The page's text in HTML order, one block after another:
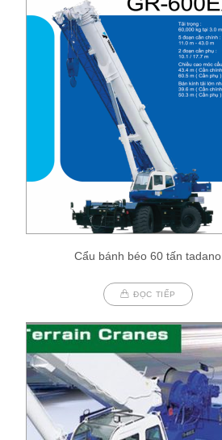
Cẩu bánh béo 60 tấn tadano
ĐỌC TIẾP